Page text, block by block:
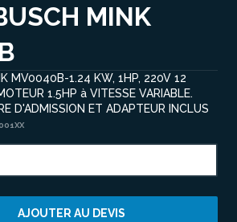
MINK
MV0040B-1.24 KW, 1HP, 220V 12
1.5HP à VITESSE VARIABLE.
D'ADMISSION ET ADAPTEUR INCLUS
AJOUTER AU DEVIS